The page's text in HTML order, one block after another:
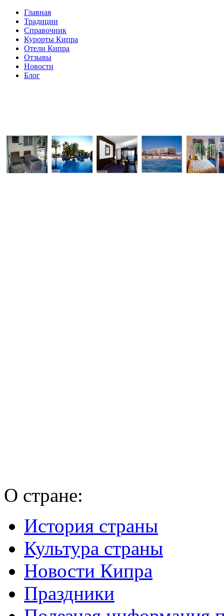
Главная
Традиции
Справочник
Курорты Кипра
Отели Кипра
Отзывы
Новости
Блог
О стране:
История страны
Культура страны
Новости Кипра
Праздники